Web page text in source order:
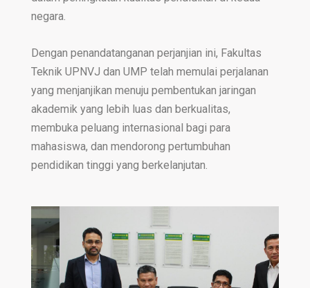
negara.
Dengan penandatanganan perjanjian ini, Fakultas
Teknik UPNVJ dan UMP telah memulai perjalanan
yang menjanjikan menuju pembentukan jaringan
akademik yang lebih luas dan berkualitas,
membuka peluang internasional bagi para
mahasiswa, dan mendorong pertumbuhan
pendidikan tinggi yang berkelanjutan.